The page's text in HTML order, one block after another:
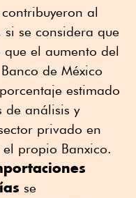
al
si se considera que
el aumento del
de México
estimado
de análisis y
privado en
propio Banxico.
se